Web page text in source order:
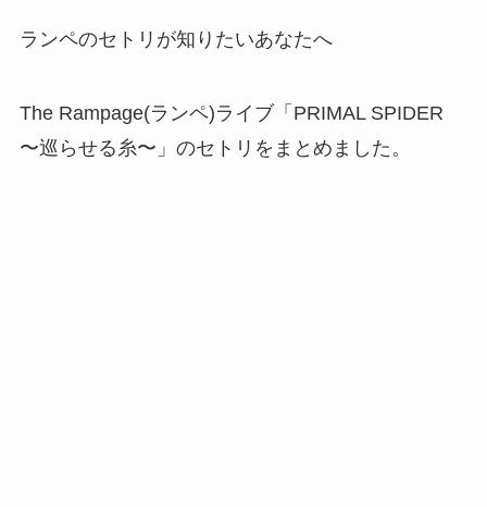
ランペのセトリが知りたいあなたへ
The Rampage(ランペ)ライブ「PRIMAL SPIDER
〜巡らせる糸〜」のセトリをまとめました。